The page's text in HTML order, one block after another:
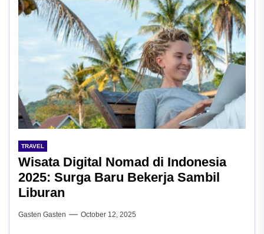
TRAVEL
Wisata Digital Nomad di Indonesia
2025: Surga Baru Bekerja Sambil
Liburan
Gasten Gasten October 12, 2025